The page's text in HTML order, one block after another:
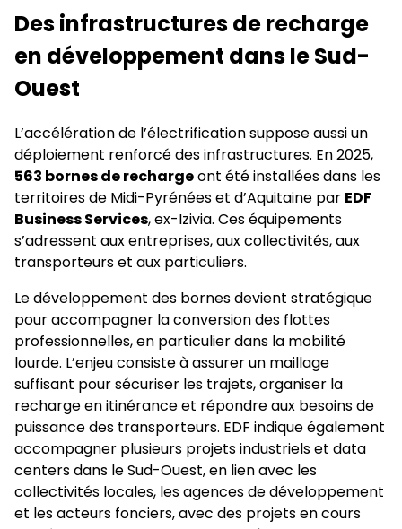
Des infrastructures de recharge
en développement dans le Sud-
Ouest
L’accélération de l’électrification suppose aussi un
déploiement renforcé des infrastructures. En 2025,
563 bornes de rechargeont été installées dans les
territoires de Midi-Pyrénées et d’Aquitaine par EDF
Business Services, ex-Izivia. Ces équipements
s’adressent aux entreprises, aux collectivités, aux
transporteurs et aux particuliers.
Le développement des bornes devient stratégique
pour accompagner la conversion des flottes
professionnelles, en particulier dans la mobilité
lourde. L’enjeu consiste à assurer un maillage
suffisant pour sécuriser les trajets, organiser la
recharge en itinérance et répondre aux besoins de
puissance des transporteurs. EDF indique également
accompagner plusieurs projets industriels et data
centers dans le Sud-Ouest, en lien avec les
collectivités locales, les agences de développement
et les acteurs fonciers, avec des projets en cours